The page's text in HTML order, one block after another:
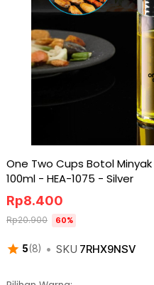
One Two Cups Botol
100ml - HEA-1075 - Silver
5(8) • SKU 7RHX9NSV
Rp8.400
Rp20.900 60%